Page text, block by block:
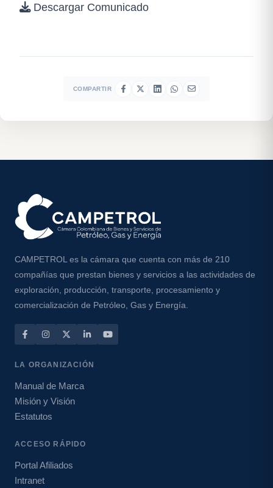
Descargar Comunicado
COMPARTIR
CAMPETROL es la cámara que cuenta con más de 210
compañías que prestan bienes y servicios a las actividades de
exploración, producción, transporte, procesamiento y
comercialización de Petróleo, Gas y Energía.
LA ORGANIZACIÓN
Manual de Marca
Misión y Visión
Estatutos
ACCESO RÁPIDO
Portal Afiliados
Intranet